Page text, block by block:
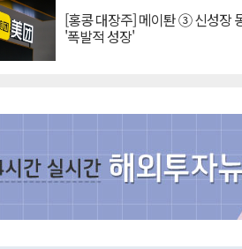
[홍콩 대장주] 메이퇀 ③ 신성장
'폭발적 성장'